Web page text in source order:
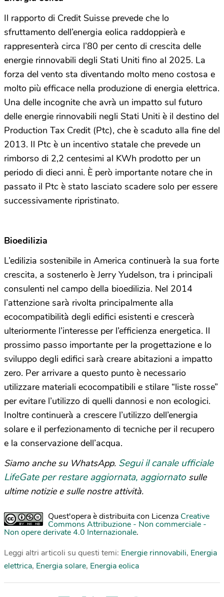
Il rapporto di Credit Suisse prevede che lo
sfruttamento dell’energia eolica raddoppierà e
rappresenterà circa l’80 per cento di crescita delle
energie rinnovabili degli Stati Uniti fino al 2025. La
forza del vento sta diventando molto meno costosa e
molto più efficace nella produzione di energia elettrica.
Una delle incognite che avrà un impatto sul futuro
delle energie rinnovabili negli Stati Uniti è il destino del
Production Tax Credit (Ptc), che è scaduto alla fine del
2013. Il Ptc è un incentivo statale che prevede un
rimborso di 2,2 centesimi al KWh prodotto per un
periodo di dieci anni. È però importante notare che in
passato il Ptc è stato lasciato scadere solo per essere
successivamente ripristinato.
Bioedilizia
L’edilizia sostenibile in America continuerà la sua forte
crescita, a sostenerlo è Jerry Yudelson, tra i principali
consulenti nel campo della bioedilizia. Nel 2014
l’attenzione sarà rivolta principalmente alla
ecocompatibilità degli edifici esistenti e crescerà
ulteriormente l’interesse per l’efficienza energetica. Il
prossimo passo importante per la progettazione e lo
sviluppo degli edifici sarà creare abitazioni a impatto
zero. Per arrivare a questo punto è necessario
utilizzare materiali ecocompatibili e stilare “liste rosse”
per evitare l’utilizzo di quelli dannosi e non ecologici.
Inoltre continuerà a crescere l’utilizzo dell’energia
solare e il perfezionamento di tecniche per il recupero
e la conservazione dell’acqua.
Siamo anche su WhatsApp. Segui il canale ufficiale
LifeGate per restare aggiornata, aggiornato sulle
ultime notizie e sulle nostre attività.
Quest'opera è distribuita con Licenza Creative
Commons Attribuzione - Non commerciale -
Non opere derivate 4.0 Internazionale.
Leggi altri articoli su questi temi: Energie rinnovabili, Energia
elettrica, Energia solare, Energia eolica